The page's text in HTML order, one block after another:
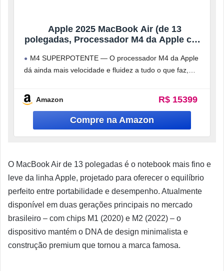
Apple 2025 MacBook Air (de 13
polegadas, Processador M4 da Apple com
Memória unificada, 512 GB) – Azul céu
M4 SUPERPOTENTE — O processador M4 da Apple
dá ainda mais velocidade e fluidez a tudo o que faz,
Amazon R$ 15399
O MacBook Air de 13 polegadas é o notebook mais fino e
leve da linha Apple, projetado para oferecer o equilíbrio
perfeito entre portabilidade e desempenho. Atualmente
disponível em duas gerações principais no mercado
brasileiro – com chips M1 (2020) e M2 (2022) – o
dispositivo mantém o DNA de design minimalista e
construção premium que tornou a marca famosa.